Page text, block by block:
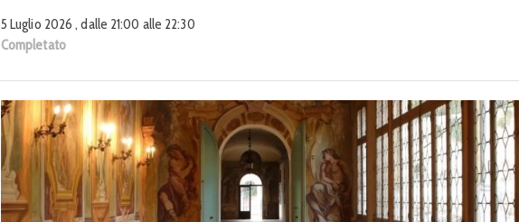
5 Luglio 2026 , dalle 21:00 alle 22:30
Completato